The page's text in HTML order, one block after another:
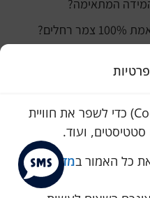
אנו משתמשים בעוגיות (Cookies) כדי לשפר את חוויית
ועוד.
כל האמור במדיניות
המתאימה?